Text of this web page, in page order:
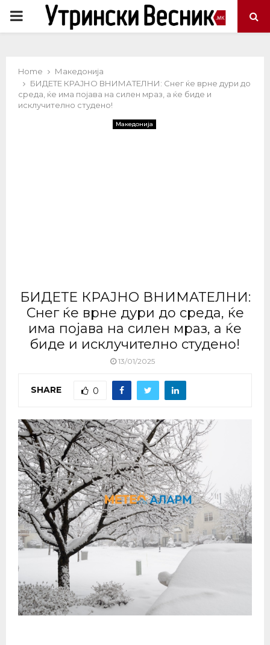
PRIMARY
Home
Македонија
БИДЕТЕ КРАЈНО ВНИМАТЕЛНИ: Снег ќе врне дури до
среда, ќе има појава на силен мраз, а ќе биде и
исклучително студено!
Македонија
БИДЕТЕ КРАЈНО ВНИМАТЕЛНИ:
Снег ќе врне дури до среда, ќе
има појава на силен мраз, а ќе
биде и исклучително студено!
13/01/2025
SHARE 0